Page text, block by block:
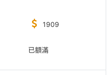
1909
已額滿